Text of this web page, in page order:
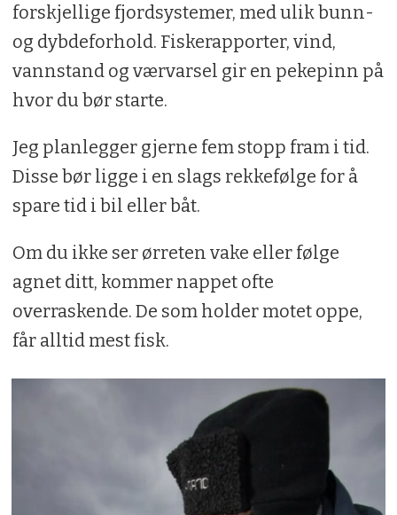
forskjellige fjordsystemer, med ulik bunn-
og dybdeforhold. Fiskerapporter, vind,
vannstand og værvarsel gir en pekepinn på
hvor du bør starte.
Jeg planlegger gjerne fem stopp fram i tid.
Disse bør ligge i en slags rekkefølge for å
spare tid i bil eller båt.
Om du ikke ser ørreten vake eller følge
agnet ditt, kommer nappet ofte
overraskende. De som holder motet oppe,
får alltid mest fisk.